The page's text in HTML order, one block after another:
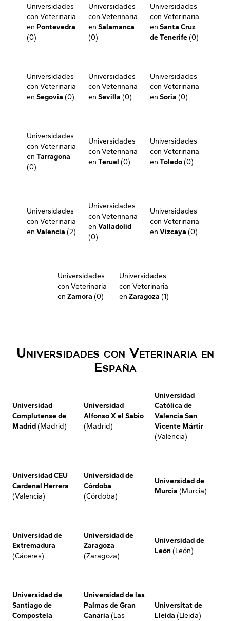
Universidades
con Veterinaria
en Pontevedra
(0)
Universidades
con Veterinaria
en Salamanca
(0)
Universidades
con Veterinaria
en Santa Cruz
de Tenerife(0)
Universidades
con Veterinaria
en Segovia (0)
Universidades
con Veterinaria
en Sevilla (0)
Universidades
con Veterinaria
en Soria (0)
Universidades
con Veterinaria
en Tarragona
(0)
Universidades
con Veterinaria
en Teruel (0)
Universidades
con Veterinaria
en Toledo(0)
Universidades
con Veterinaria
en Valencia (2)
Universidades
con Veterinaria
en Valladolid
(0)
Universidades
con Veterinaria
en Vizcaya (0)
Universidades
con Veterinaria
en Zamora (0)
Universidades
con Veterinaria
en Zaragoza (1)
Universidades con Veterinaria en
España
Universidad
Complutense de
Madrid(Madrid)
Universidad
Alfonso X el Sabio
(Madrid)
Universidad
Católica de
Valencia San
Vicente Mártir
(Valencia)
Universidad CEU
Cardenal Herrera
(Valencia)
Universidad de
Córdoba
(Córdoba)
Universidad de
Murcia (Murcia)
Universidad de
Extremadura
(Cáceres)
Universidad de
Zaragoza
(Zaragoza)
Universidad de
León(León)
Universidad de
Santiago de
Compostela
Universidad de las
Palmas de Gran
Canaria (Las
Universitat de
Lleida (Lleida)